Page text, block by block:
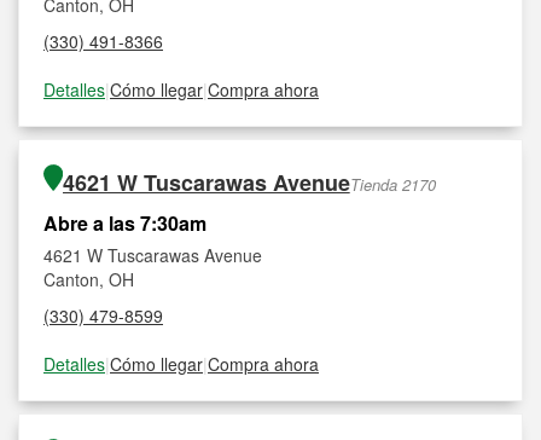
Canton, OH
(330) 491-8366
Detalles|Cómo llegar|Compra ahora
4621 W Tuscarawas AvenueTienda 2170
Abre a las 7:30am
4621 W Tuscarawas Avenue
Canton, OH
(330) 479-8599
Detalles|Cómo llegar|Compra ahora